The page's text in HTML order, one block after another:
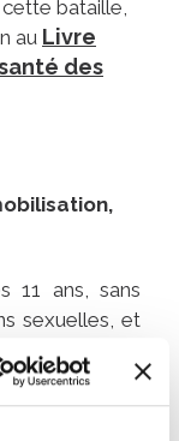
bataille,
au Livre
des
11 ans, sans
sexuelles, et
des jeunes et